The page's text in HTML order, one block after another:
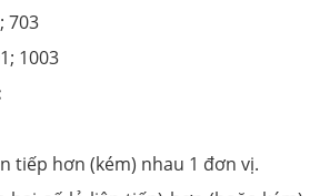
tiếp hơn (kém) nhau 1 đơn vị.